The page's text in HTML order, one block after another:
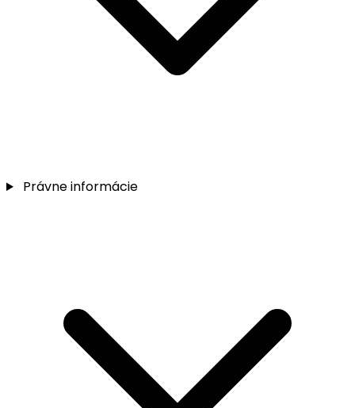
Právne informácie